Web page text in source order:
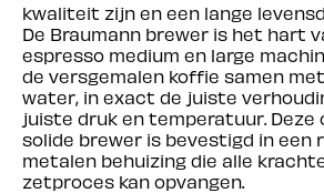
kwaliteit zijn en een lange
De Braumann brewer is het hart
espresso medium en large
de versgemalen koffie samen
water, in exact de juiste
juiste druk en temperatuur. Deze
solide brewer is bevestigd in een
metalen behuizing die alle
zetproces kan opvangen.